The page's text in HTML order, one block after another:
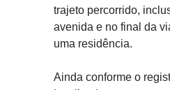
trajeto percorrido,
avenida e no final da
uma residência.
Ainda conforme o